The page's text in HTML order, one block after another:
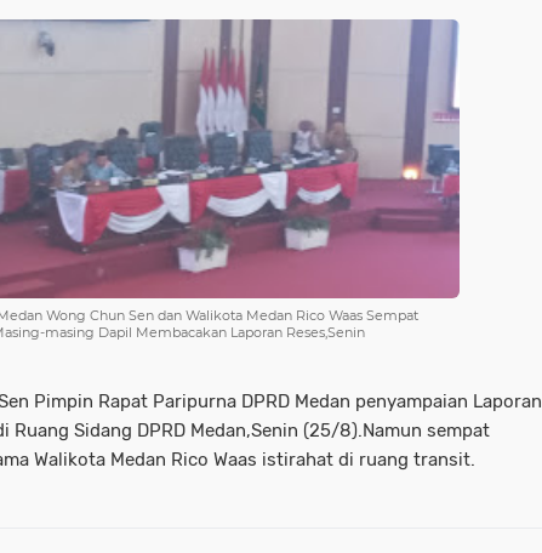
Wong Chun Sen dan Walikota Medan Rico Waas Sempat
masing Dapil Membacakan Laporan Reses,Senin
Pimpin Rapat Paripurna DPRD Medan penyampaian Laporan
Ruang Sidang DPRD Medan,Senin (25/8).Namun sempat
Walikota Medan Rico Waas istirahat di ruang transit.